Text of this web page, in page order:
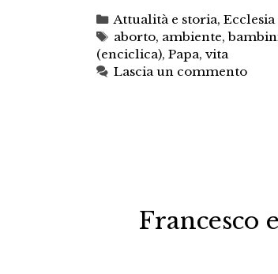
Categorie
Attualità e storia,Ecclesia
Tag
aborto, ambiente,
(enciclica), Papa, vita
Lascia un commento
Francesco